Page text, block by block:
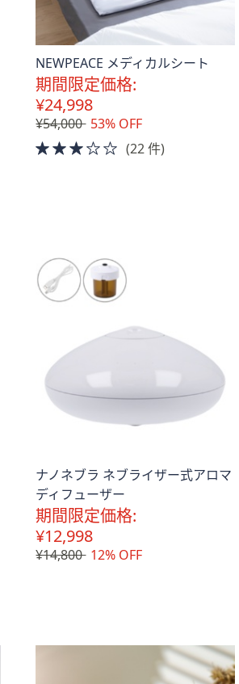
NEWPEACE メディカルシート
期間限定価格:
¥24,998
¥54,000 53% OFF
3.0
(22 件)
ナノネブラ ネブライザー式アロマ
ディフューザー
期間限定価格:
¥12,998
¥14,800 12% OFF